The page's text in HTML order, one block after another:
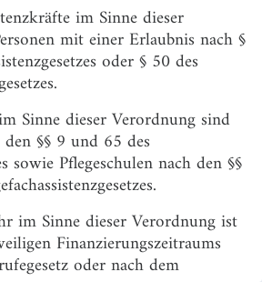
unangemessener
unplausibler Angaben
Finanzierungsbedarfs
und Aufteilung des
auf die Krankenhäuser
zur Aufteilung des
auf die Pflegeeinrichtungen
Finanzierungsbedarfs auf die
im Sinne dieser
mit einer Erlaubnis nach §
oder § 50 des
Sinne dieser Verordnung sind
§§ 9 und 65 des
sowie Pflegeschulen nach den §§
im Sinne dieser Verordnung ist
Finanzierungszeitraums
oder nach dem